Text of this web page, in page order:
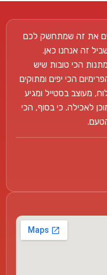
את זה שמתחשק לכם
זה אנחנו כאן.
הכי טובות שיש
הכי יפים ומתוקים
מעוצב בסטייל ומגיע
לאכילה. כי בסוף, הכי